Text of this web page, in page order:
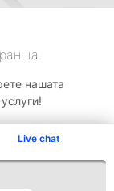
Live chat
нашата